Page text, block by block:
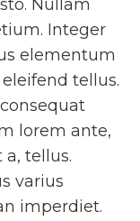
Nullam
Integer
elementum
tellus.
lorem ante,
tellus.
varius
imperdiet.